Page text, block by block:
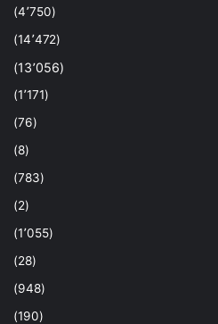
(4٬750)
(14٬472)
(13٬056)
(1٬171)
(76)
(8)
(783)
(2)
(1٬055)
(28)
(948)
(190)